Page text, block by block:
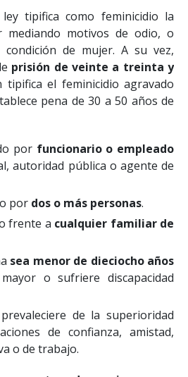
tipifica como feminicidio la
motivos de odio, o
de mujer. A su vez,
prisión de veinte a treinta y
tipifica el feminicidio agravado
pena de 30 a 50 años de
por funcionario o empleado
autoridad pública o agente de
por dos o más personas.
frente a cualquier familiar de
sea menor de dieciocho años
o sufriere discapacidad
de la superioridad
de confianza, amistad,
o de trabajo.